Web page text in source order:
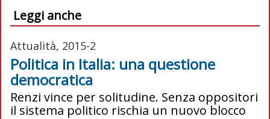
Leggi anche
Attualità, 2015-2
Politica in Italia: una questione
democratica
Renzi vince per solitudine. Senza oppositori
il sistema politico rischia un nuovo blocco